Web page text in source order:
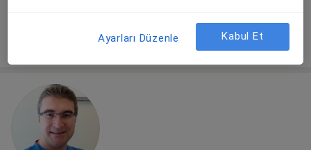
Randevu talep etAyarları Düzenle Kabul Et